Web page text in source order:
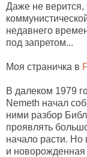
Даже не верится,
недавнего
под запретом...
Моя страничка в
В далеком 1979
Nemeth начал
ними разбор
проявлять
начало расти. Но
и